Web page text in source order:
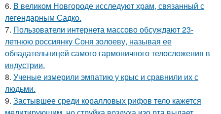
6. В великом Новгороде исследуют храм, связанный с
легендарным Садко.
7. Пользователи интернета массово обсуждают 23-
летнюю россиянку Соня золоеву, называя ее
обладательницей самого гармоничного телосложения в
индустрии.
8. Ученые измерили эмпатию у крыс и сравнили их с
людьми.
9. Застывшее среди коралловых рифов тело кажется